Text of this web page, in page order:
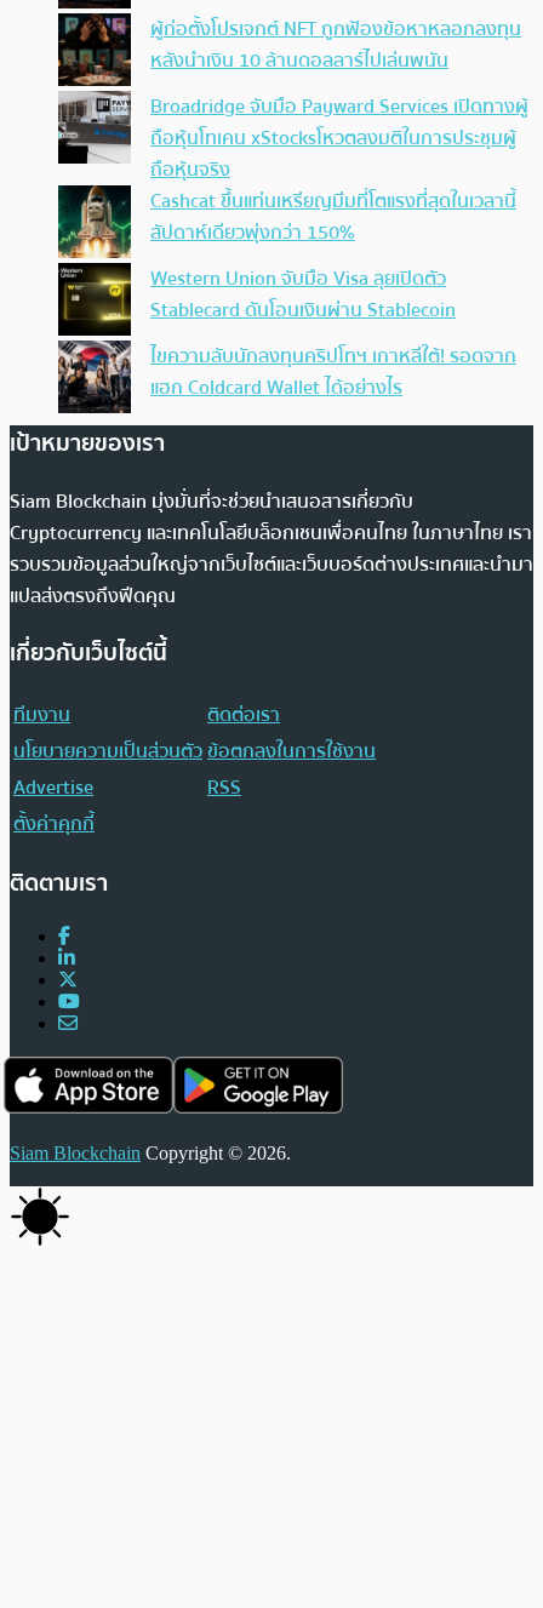
ผู้ก่อตั้งโปรเจกต์ NFT ถูกฟ้องข้อหาหลอกลงทุน
หลังนำเงิน 10 ล้านดอลลาร์ไปเล่นพนัน
Broadridge จับมือ Payward Services เปิดทางผู้
ถือหุ้นโทเคน xStocksโหวตลงมติในการประชุมผู้
ถือหุ้นจริง
Cashcat ขึ้นแท่นเหรียญมีมที่โตแรงที่สุดในเวลานี้
สัปดาห์เดียวพุ่งกว่า 150%
Western Union จับมือ Visa ลุยเปิดตัว
Stablecard ดันโอนเงินผ่าน Stablecoin
ไขความลับนักลงทุนคริปโทฯ เกาหลีใต้! รอดจาก
แฮก Coldcard Wallet ได้อย่างไร
เป้าหมายของเรา
Siam Blockchain มุ่งมั่นที่จะช่วยนำเสนอสารเกี่ยวกับ
Cryptocurrency และเทคโนโลยีบล็อกเชนเพื่อคนไทย ในภาษาไทย เรา
รวบรวมข้อมูลส่วนใหญ่จากเว็บไซต์และเว็บบอร์ดต่างประเทศและนำมา
แปลส่งตรงถึงฟีดคุณ
เกี่ยวกับเว็บไซต์นี้
ทีมงาน
ติดต่อเรา
นโยบายความเป็นส่วนตัวข้อตกลงในการใช้งาน
Advertise
RSS
ตั้งค่าคุกกี้
ติดตามเรา
Siam Blockchain Copyright © 2026.